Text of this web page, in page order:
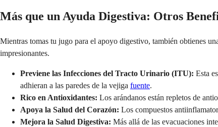
Más que un Ayuda Digestiva: Otros
Mientras tomas tu jugo para el apoyo digestivo, también obtienes
impresionantes.
Previene las Infecciones del Tracto Urinario (ITU): Esta
adhieran a las paredes de la vejiga fuente.
Rico en Antioxidantes: Los arándanos están repletos de
Apoya la Salud del Corazón: Los compuestos
Mejora la Salud Digestiva: Más allá de las evacuaciones